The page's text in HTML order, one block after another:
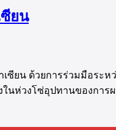
ยน
เซียน ด้วยการร่วมมือร
ห่วงโซ่อุปทานของการ